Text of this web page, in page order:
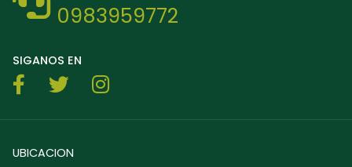
0983959772
SIGANOS EN
UBICACION